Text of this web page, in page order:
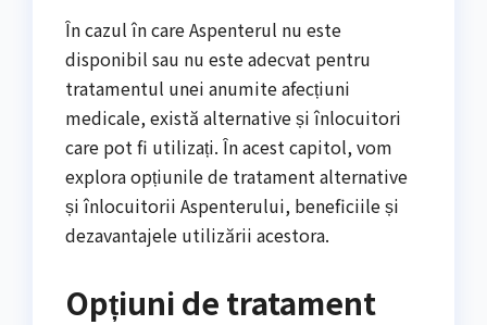
În cazul în care Aspenterul nu este
disponibil sau nu este adecvat pentru
tratamentul unei anumite afecțiuni
medicale, există alternative și înlocuitori
care pot fi utilizați. În acest capitol, vom
explora opțiunile de tratament alternative
și înlocuitorii Aspenterului, beneficiile și
dezavantajele utilizării acestora.
Opțiuni de tratament